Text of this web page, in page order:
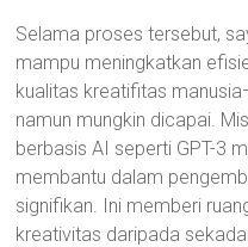
Selama proses tersebut,
mampu meningkatkan
kualitas kreatifitas
namun mungkin dicapai.
berbasis AI seperti GPT-3
membantu dalam
signifikan. Ini memberi
kreativitas daripada